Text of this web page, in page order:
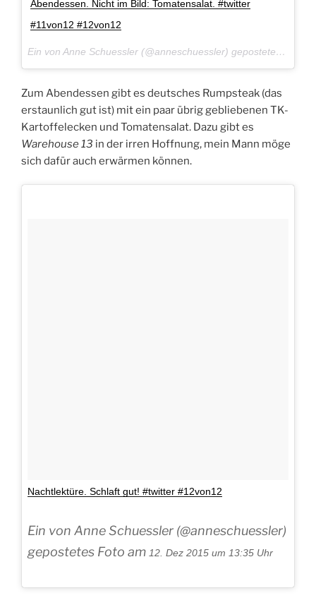
Abendessen. Nicht im Bild: Tomatensalat. #twitter
#11von12 #12von12
Ein von Anne Schuessler (@anneschuessler) gepostetes Foto am
Zum Abendessen gibt es deutsches Rumpsteak (das
erstaunlich gut ist) mit ein paar übrig gebliebenen TK-
Kartoffelecken und Tomatensalat. Dazu gibt es
Warehouse 13 in der irren Hoffnung, mein Mann möge
sich dafür auch erwärmen können.
Nachtlektüre. Schlaft gut! #twitter #12von12
Ein von Anne Schuessler (@anneschuessler)
gepostetes Foto am 12. Dez 2015 um 13:35 Uhr